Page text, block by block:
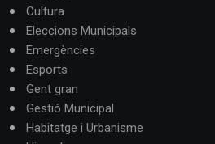
Cultura
Eleccions Municipals
Emergències
Esports
Gent gran
Gestió Municipal
Habitatge i Urbanisme